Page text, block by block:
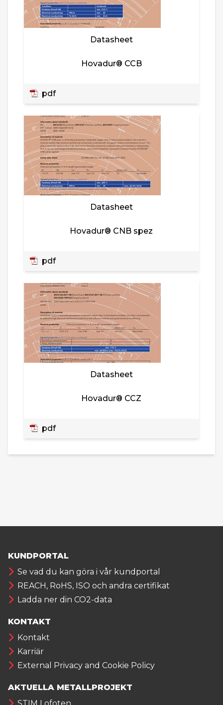
Datasheet
Hovadur® CCB
pdf
Datasheet
Hovadur® CNB spez
pdf
Datasheet
Hovadur® CCZ
pdf
KUNDPORTAL
Se vad du kan göra i vår kundportal
REACH, RoHS, ISO och andra certifikat
Ladda ner din CO2-data
KONTAKT
Kontakt
Karriär
External Privacy and Cookie Policy
AKTUELLA METALLPROJEKT